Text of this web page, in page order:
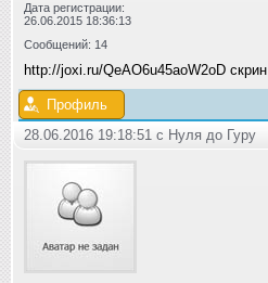
Дата регистрации:
26.06.2015 18:36:13
Сообщений: 14
http://joxi.ru/QeAO6u45aoW2oD скрин
Профиль
28.06.2016 19:18:51 с Нуля до Гуру